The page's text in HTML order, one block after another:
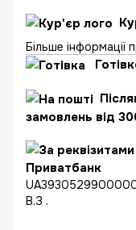
Більше інформації
замовлень від
Приватбанк
В.З .